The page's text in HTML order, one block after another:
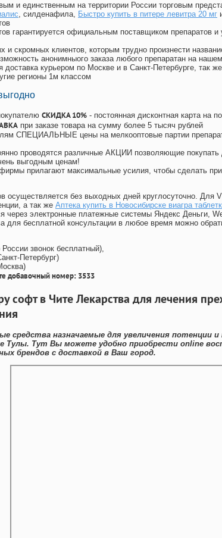
и единственным на территории России торговым
, силденафила, Быстро купить в питере левитра 20 мг
гарантируется официальным поставщиком препаратов
и скромных клиентов, которым трудно произнести
анонимныого заказа любого препаратан на
доставка курьером по Москве и в Санкт-Петербурге, так
регионы 1м классом
СКИДКА 10% - постоянная дисконтная карта на
при заказе товара на сумму более 5 тысяч рублей
СПЕЦИАЛЬНЫЕ цены на мелкооптовые партии
проводятся различные АКЦИИ позволяющие
выгодным ценам!
прилагают максимальные усилия, чтобы сделать
осуществляется без выходных дней круглосуточно. Для
а так же Аптека купить в Новосибирске виагра
через электронные платежные системы Яндекс Деньги,
для бесплатной консультации в любое время можно
России звонок бесплатный),
Петербург)
добавочный номер: 3533
софт в Чите Лекарства для лечения
средства назначаемые для увеличения потенции
Тулы. Тут Вы можете удобно приобрести online
брендов с доставкой в Ваш город.